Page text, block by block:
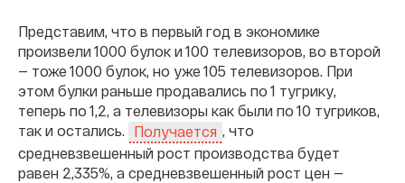
Представим, что в первый год в экономике
произвели 1000 булок и 100 телевизоров, во второй
— тоже 1000 булок, но уже 105 телевизоров. При
этом булки раньше продавались по 1 тугрику,
теперь по 1,2, а телевизоры как были по 10 тугриков,
так и остались.
Получается , что
средневзвешенный рост производства будет
равен 2,335%, а средневзвешенный рост цен —